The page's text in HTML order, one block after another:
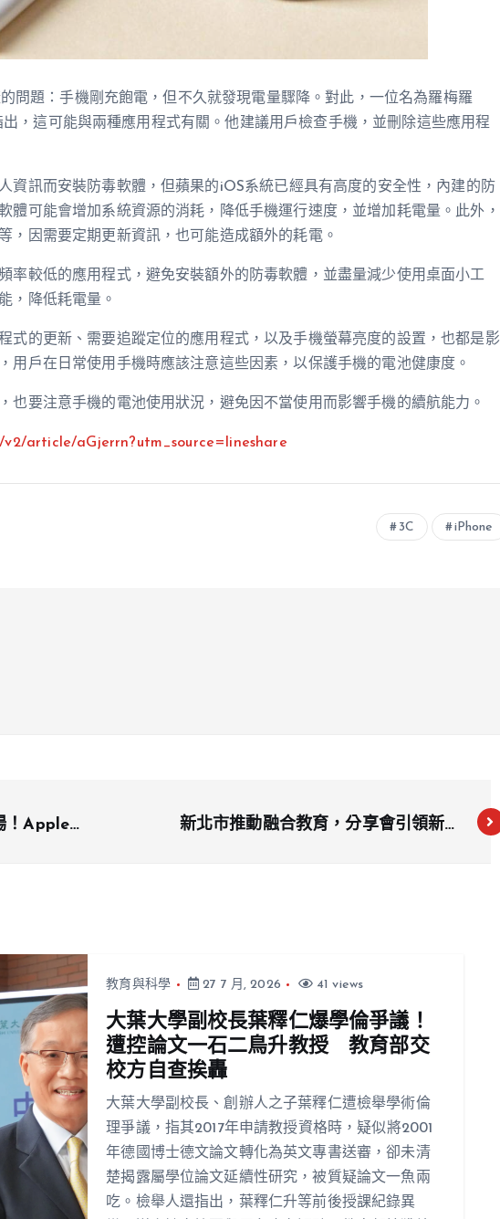
問題：手機剛充飽電，但不久就發現電量驟降。對此，一位名為羅梅羅
，這可能與兩種應用程式有關。他建議用戶檢查手機，並刪除這些應用程
資訊而安裝防毒軟體，但蘋果的iOS系統已經具有高度的安全性，內建的防
體可能會增加系統資源的消耗，降低手機運行速度，並增加耗電量。此外，
，因需要定期更新資訊，也可能造成額外的耗電。
率較低的應用程式，避免安裝額外的防毒軟體，並盡量減少使用桌面小工
，降低耗電量。
式的更新、需要追蹤定位的應用程式，以及手機螢幕亮度的設置，也都是影
用戶在日常使用手機時應該注意這些因素，以保護手機的電池健康度。
也要注意手機的電池使用狀況，避免因不當使用而影響手機的續航能力。
article/aGjerrn?utm_source=lineshare
3C iPhone
！Apple
新北市推動融合教育，分享會引領新風
教育與科學 27 7 月, 2026 41 views
大葉大學副校長葉釋仁爆學倫爭議！
遭控論文一石二鳥升教授 教育部交
校方自查挨轟
大葉大學副校長、創辦人之子葉釋仁遭檢舉學術倫
理爭議，指其2017年申請教授資格時，疑似將2001
年德國博士德文論文轉化為英文專書送審，卻未清
楚揭露屬學位論文延續性研究，被質疑論文一魚兩
吃。檢舉人還指出，葉釋仁升等前後授課紀錄異